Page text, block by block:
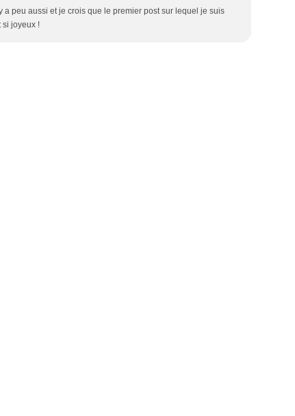
a peu aussi et je crois que le premier post sur lequel je suis
si joyeux !